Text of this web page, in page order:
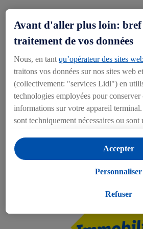
Travailler chez Lidl
grandit et l'ambition
Nous ne cherchons pas des numéros,
croyons enla force de nos
environnement de travail dynamique
apprendre et faire la différence. Que vous
magasin, dans un centre de distribution
nous, votre carrière est en pleine
VISITEZ NOTRE SITE
Avant d'aller plus loin: bref
traitement de vos données
Nous, en tant qu’opérateur des sites
traitons vos données sur nos sites web
(collectivement: "services Lidl") en
technologies employées pour conserver
informations sur votre appareil
sont techniquement nécessaires ou sont
des statistiques ou pour des publicités
en dehors des services Lidl. Si vous
Lidl Plus, les données issues de votre
Si vous donnez consentement ici à des
connectez à votre compte Lidl Plus
Refuser
Personnaliser
Accepter